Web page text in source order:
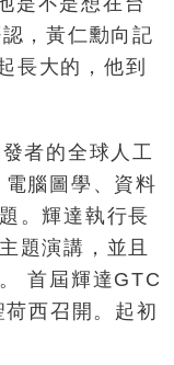
，黃仁勳向記
長大的，他到
者的全球人工
腦圖學、資料
。輝達執行長
題演講，並且
首屆輝達GTC
西召開。起初